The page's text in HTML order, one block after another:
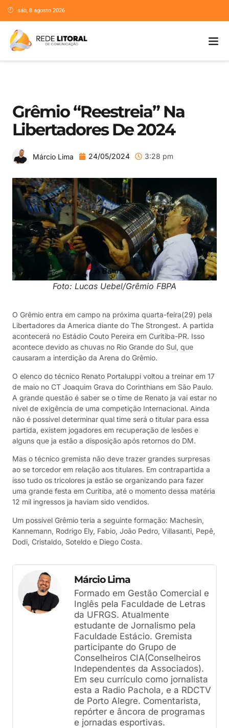
sáb, 8 agosto 2026
Grêmio “reestreia” Na
Libertadores De 2024
Márcio Lima 24/05/2024 3:28 pm
Foto: Lucas Uebel/Grêmio FBPA
O Grêmio entra em campo na próxima quarta-feira(29) pela
Libertadores da America diante do The Strongest. A partida
acontecerá no Estádio Couto Pereira em Curitiba-PR. Isso
acontece devido as chuvas no Rio Grande do Sul, que
causaram a interdição da Arena do Grêmio.
O elenco do técnico Renato Portaluppi voltou a treinar em 17
de maio no CT Joaquim Grava do Corinthians em São Paulo.
A grande questão é saber se o time de Renato ja vai estar no
nível de exigência de uma competição Internacional. Ainda
não é possivel determinar qual time será o titular para essa
partida, existem jogadores em recuperação de lesões e
alguns que ja estão a disposição após retornos do DM.
Mas o técnico gremista não deve trazer grandes surpresas
ao se torcedor em relação aos titulares. Em contrapartida a
isso tudo os tricolores ja estão se organizando para fazer
uma grande festa em Curitiba, até o momento dessa matéria
12 mil ingressos ja haviam sido vendidos.
Um possível Grêmio teria a seguinte formação: Machesín,
Kannemann, Rodrigo Ely, Fabio, João Pedro, Villasanti, Pepê,
Dodi, Cristaldo, Soteldo e Diego Costa.
Márcio Lima
Formado em Gestão Comercial e
Inglês pela Faculdade de Letras
da UFRGS. Atualmente
estudante de Jornalismo pela
Faculdade Estácio. Gremista
participante do Grupo de
Conselheiros CIA(Conselheiros
Independentes da Associados).
Em seu currículo como jornalista
esta a Radio Pachola, e a RDCTV
de Porto Alegre. Comentarista,
repórter e âncora de programas
e jornadas esportivas.